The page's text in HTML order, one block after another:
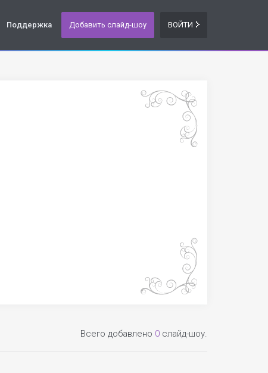
Поддержка Добавить слайд-шоу ВОЙТИ
Всего добавлено 0 слайд-шоу.